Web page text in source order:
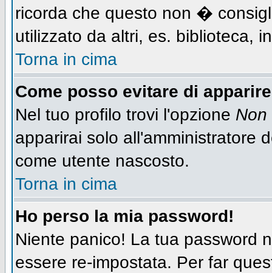
ricorda che questo non �
utilizzato da altri, es. biblioteca,
Torna in cima
Come posso evitare di
Nel tuo profilo trovi l'opzione Non
apparirai solo all'amministratore
come utente nascosto.
Torna in cima
Ho perso la mia password!
Niente panico! La tua
essere re-impostata. Per far